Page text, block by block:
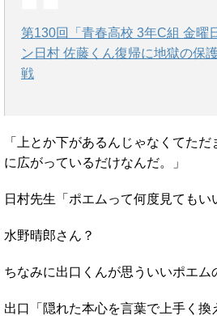
第130回「青春高校 3年C組 金曜
ン日村 佐藤くん復帰に地獄の保
戦
「上とか下があるんじゃなくてた
に広がっているだけなんだ。」
日村先生「ポエムって何度見てもい
水野晴郎さん？
ちなみに出口くんが思ういいポエム
出口「隠れた本心を言葉で上手く換